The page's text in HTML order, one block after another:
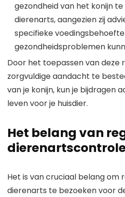
gezondheid van het konijn
dierenarts, aangezien zij
specifieke
gezondheidsproblemen
Door het toepassen van deze
zorgvuldige aandacht te
van je konijn, kun je bijdragen
leven voor je huisdier.
Het belang van
Het is van cruciaal belang om
dierenarts te bezoeken voor